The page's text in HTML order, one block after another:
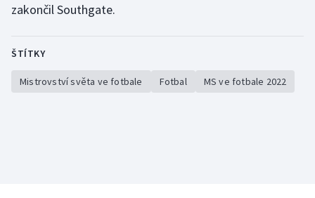
zakončil Southgate.
ŠTÍTKY
Mistrovství světa ve fotbale Fotbal MS ve fotbale 2022